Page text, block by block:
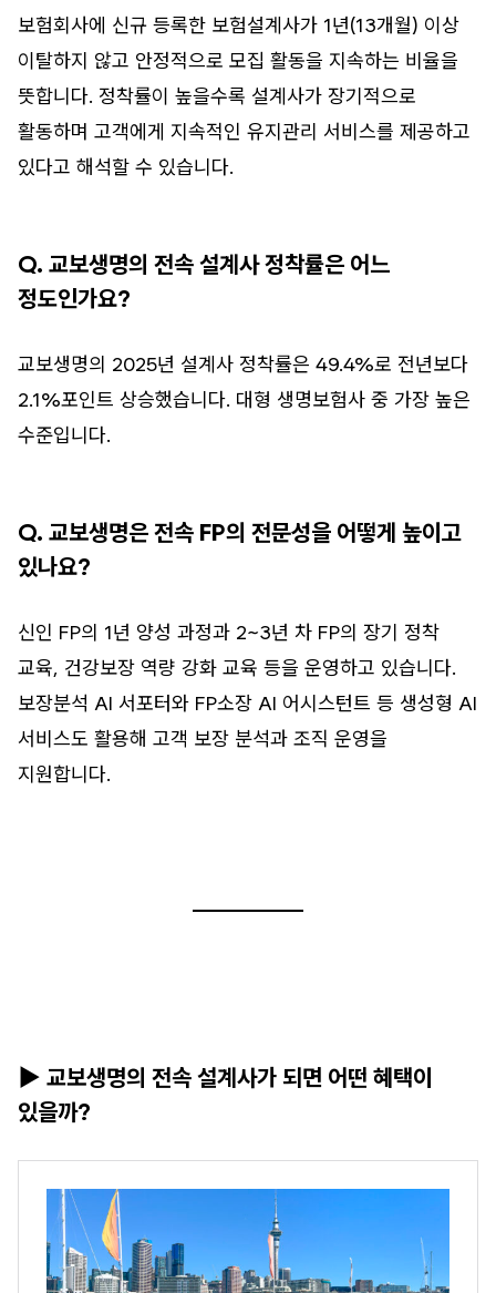
보험회사에 신규 등록한 보험설계사가 1년(13개월) 이상
이탈하지 않고 안정적으로 모집 활동을 지속하는 비율을
뜻합니다. 정착률이 높을수록 설계사가 장기적으로
활동하며 고객에게 지속적인 유지관리 서비스를 제공하고
있다고 해석할 수 있습니다.
Q. 교보생명의 전속 설계사 정착률은 어느
정도인가요?
교보생명의 2025년 설계사 정착률은 49.4%로 전년보다
2.1%포인트 상승했습니다. 대형 생명보험사 중 가장 높은
수준입니다.
Q. 교보생명은 전속 FP의 전문성을 어떻게 높이고
있나요?
신인 FP의 1년 양성 과정과 2~3년 차 FP의 장기 정착
교육, 건강보장 역량 강화 교육 등을 운영하고 있습니다.
보장분석 AI 서포터와 FP소장 AI 어시스턴트 등 생성형 AI
서비스도 활용해 고객 보장 분석과 조직 운영을
지원합니다.
▶ 교보생명의 전속 설계사가 되면 어떤 혜택이
있을까?